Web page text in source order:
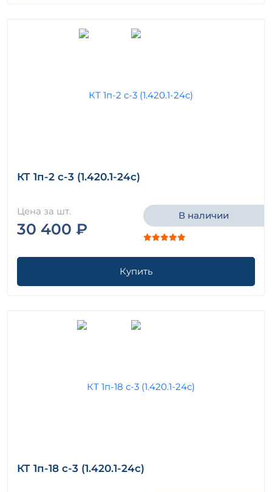
КТ 1п-2 с-3 (1.420.1-24с)
Цена за шт.
30 400 ₽
В наличии
Купить
КТ 1п-18 с-3 (1.420.1-24с)